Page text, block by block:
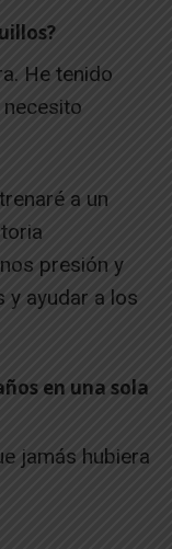
He tenido
a un
presión y
y ayudar a los
en una sola
jamás hubiera